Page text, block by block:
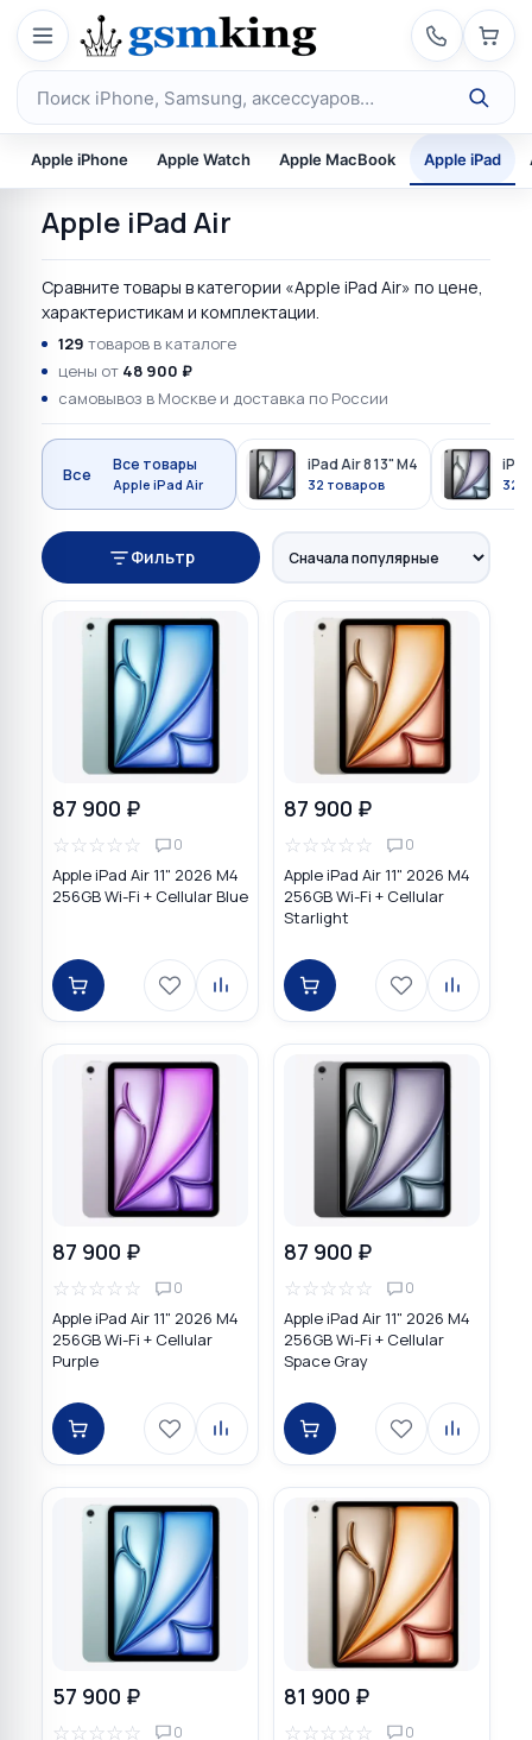
Перейти к содержимому
Поиск по каталогу
Apple iPhone Apple Watch Apple MacBook Apple iPad
Apple iPad Air
Сравните товары в категории «Apple iPad Air» по цене,
характеристикам и комплектации.
129 товаров в каталоге
цены от 48 900 ₽
самовывоз в Москве и доставка по России
Все Все товары
Apple iPad Air
iPad Air 8 13" M4
32 товаров 32
Фильтр
87 900 ₽
☆☆☆☆☆ 0
Apple iPad Air 11" 2026 M4
256GB Wi-Fi + Cellular Blue
87 900 ₽
☆☆☆☆☆ 0
Apple iPad Air 11" 2026 M4
256GB Wi-Fi + Cellular
Starlight
87 900 ₽
☆☆☆☆☆ 0
Apple iPad Air 11" 2026 M4
256GB Wi-Fi + Cellular
Purple
87 900 ₽
☆☆☆☆☆ 0
Apple iPad Air 11" 2026 M4
256GB Wi-Fi + Cellular
Space Gray
57 900 ₽
☆☆☆☆☆ 0
81 900 ₽
☆☆☆☆☆ 0